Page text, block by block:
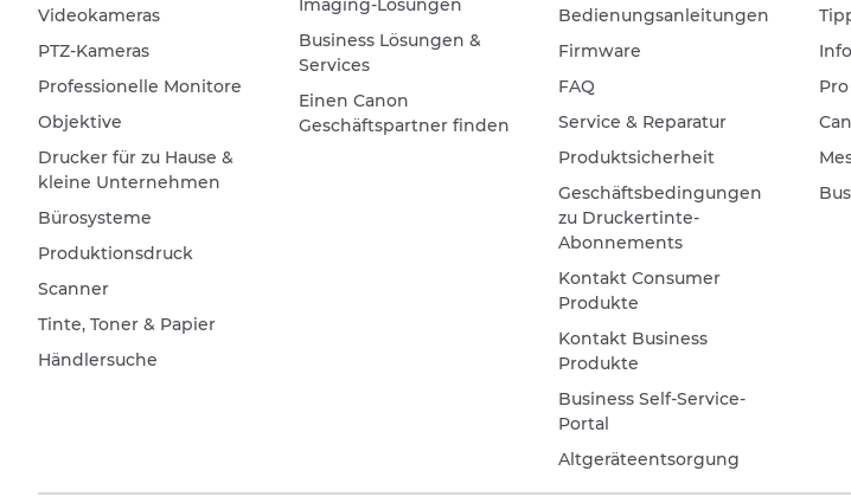
Videokameras
PTZ-Kameras
Professionelle Monitore
Objektive
Drucker für zu Hause &
kleine Unternehmen
Bürosysteme
Produktionsdruck
Scanner
Tinte, Toner & Papier
Händlersuche
Imaging-Lösungen
Business Lösungen &
Services
Einen Canon
Geschäftspartner finden
Bedienungsanleitungen
Firmware
FAQ
Service & Reparatur
Produktsicherheit
Geschäftsbedingungen
zu Druckertinte-
Abonnements
Kontakt Consumer
Produkte
Kontakt Business
Produkte
Business Self-Service-
Portal
Altgeräteentsorgung